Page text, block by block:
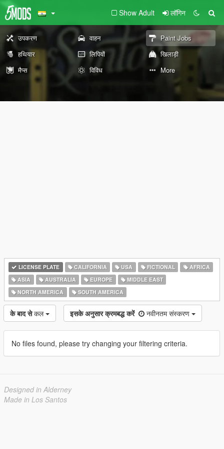
Show Adult लॉगिन
उपकरण वाहन
Paint Jobs
हथियार
लिपियों
खिलाड़ी
मैप्स
विविध More
LICENSE PLATE CALIFORNIA USA FICTIONAL
AFRICA
ASIA
AUSTRALIA EUROPE
MIDDLE EAST
NORTH AMERICA
SOUTH AMERICA
के बाद से कल इसके अनुसार क्रमबद्ध करें नवीनतम संस्करण
No files found, please try changing your filtering criteria.
Designed in Alderney
Made in Los Santos